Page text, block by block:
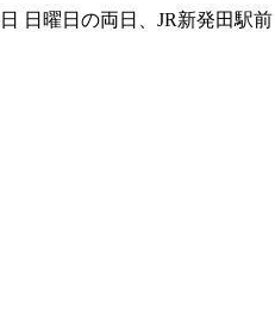
日曜日の両日、JR新発田